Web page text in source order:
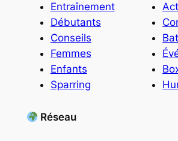
Entraînement
Débutants
Conseils
Femmes
Enfants
Sparring
Réseau